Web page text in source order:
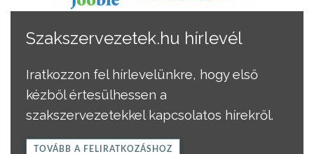
Szakszervezetek.hu hírlevél
Iratkozzon fel hírlevelünkre, hogy első
kézből értesülhessen a
szakszervezetekkel kapcsolatos hírekről.
TOVÁBB A FELIRATKOZÁSHOZ